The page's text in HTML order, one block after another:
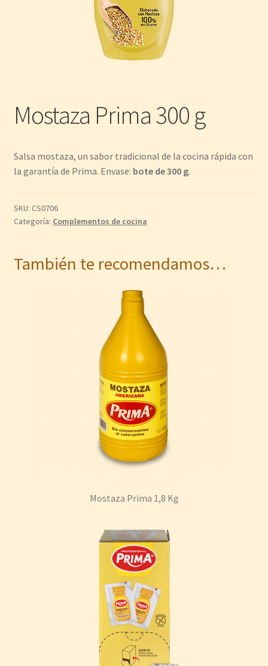
Mostaza Prima 300 g
Salsa mostaza, un sabor tradicional de la cocina rápida con
la garantía de Prima. Envase: bote de 300 g.
SKU: CS0706
Categoría: Complementos de cocina
También te recomendamos…
Mostaza Prima 1,8 Kg